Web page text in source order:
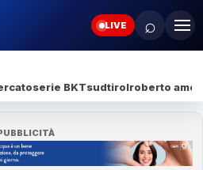
LIVE ⌕
serie BKTsudtirolroberto